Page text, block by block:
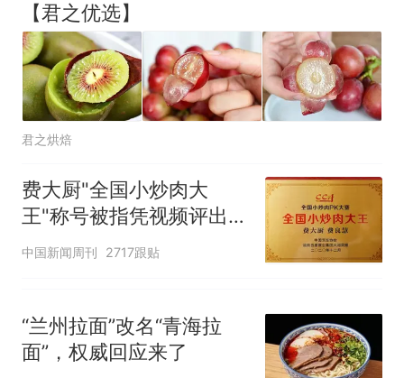
【君之优选】
君之烘焙
费大厨"全国小炒肉大
王"称号被指凭视频评出
官方回应
中国新闻周刊 2717跟贴
“兰州拉面”改名“青海拉
面”，权威回应来了